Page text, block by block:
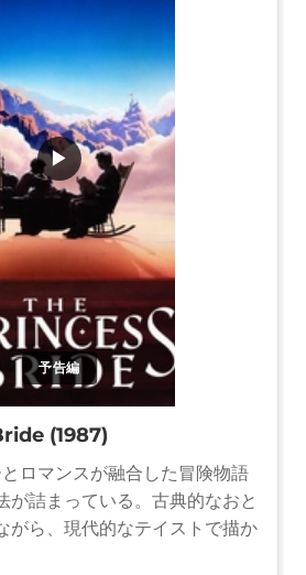
予告編
▶
(1987)
ロマンスが融合した冒険物語
が詰まっている。古典的なおと
がら、現代的なテイストで描か